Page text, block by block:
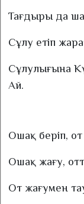
Тағдыры да
Сұлу етіп
Сұлулығына
Ай.
Ошақ беріп, от
Ошақ жағу,
От жағумен